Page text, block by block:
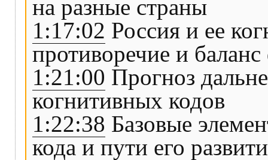
на разные страны
1:17:02 Россия и ее
противоречие и
1:21:00 Прогноз
когнитивных кодов
1:22:38 Базовые
кода и пути его